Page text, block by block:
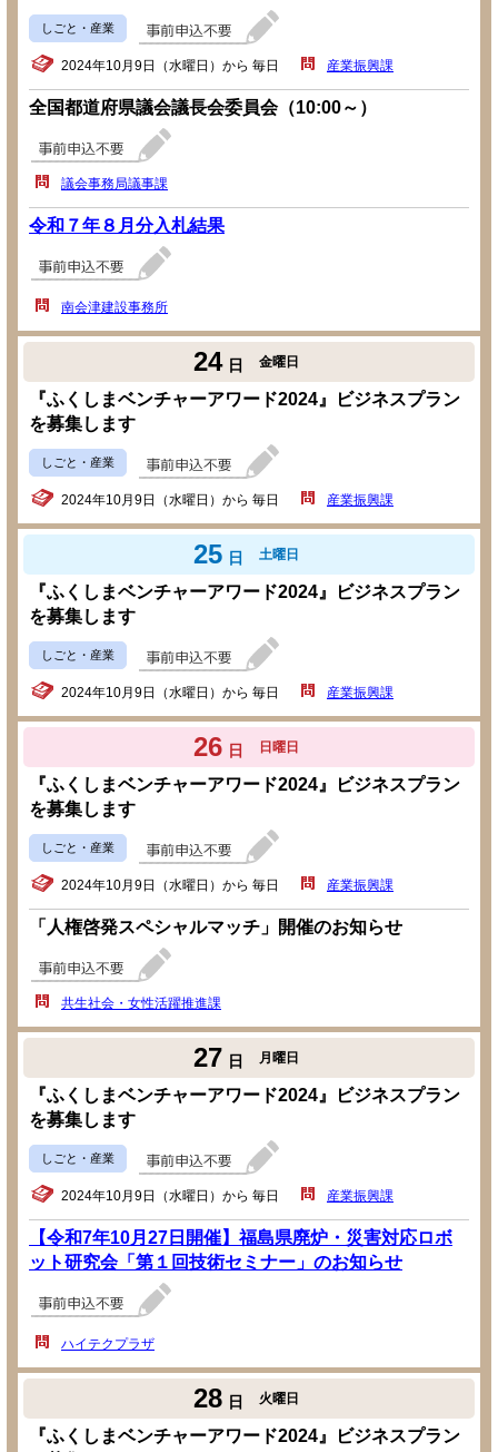
しごと・産業
2024年10月9日（水曜日）から 毎日 産業振興課
全国都道府県議会議長会委員会（10:00～）
議会事務局議事課
令和７年８月分入札結果
南会津建設事務所
24 日 金曜日
『ふくしまベンチャーアワード2024』ビジネスプラン
を募集します
しごと・産業
2024年10月9日（水曜日）から 毎日 産業振興課
25 日 土曜日
『ふくしまベンチャーアワード2024』ビジネスプラン
を募集します
しごと・産業
2024年10月9日（水曜日）から 毎日 産業振興課
26 日 日曜日
『ふくしまベンチャーアワード2024』ビジネスプラン
を募集します
しごと・産業
2024年10月9日（水曜日）から 毎日 産業振興課
「人権啓発スペシャルマッチ」開催のお知らせ
共生社会・女性活躍推進課
27 日 月曜日
『ふくしまベンチャーアワード2024』ビジネスプラン
を募集します
しごと・産業
2024年10月9日（水曜日）から 毎日 産業振興課
【令和7年10月27日開催】福島県廃炉・災害対応ロボ
ット研究会「第１回技術セミナー」のお知らせ
ハイテクプラザ
28 日 火曜日
『ふくしまベンチャーアワード2024』ビジネスプラン